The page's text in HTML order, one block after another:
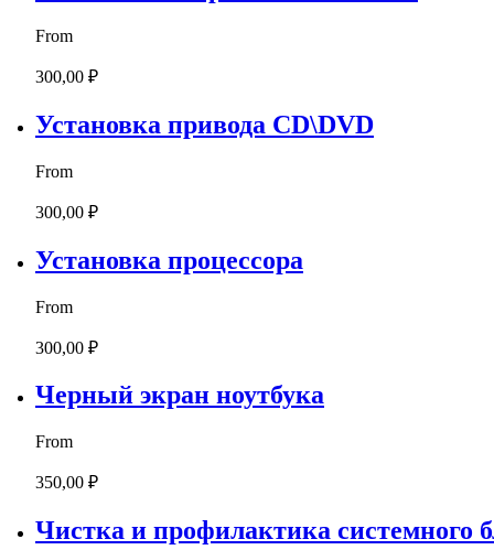
From
300,00 ₽
Установка привода CD\DVD
From
300,00 ₽
Установка процессора
From
300,00 ₽
Черный экран ноутбука
From
350,00 ₽
Чистка и профилактика системного